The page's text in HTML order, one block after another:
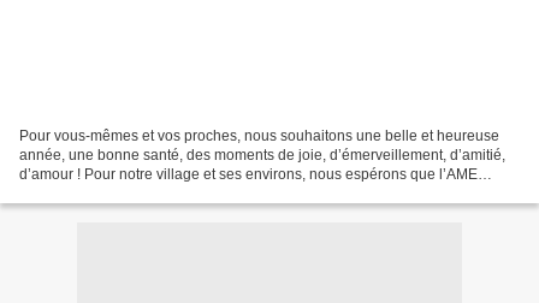
Pour vous-mêmes et vos proches, nous souhaitons une belle et heureuse
année, une bonne santé, des moments de joie, d’émerveillement, d’amitié,
d’amour ! Pour notre village et ses environs, nous espérons que l’AME